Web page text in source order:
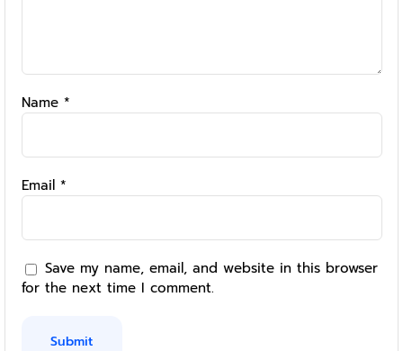
Name *
Email *
Save my name, email, and website in this browser
for the next time I comment.